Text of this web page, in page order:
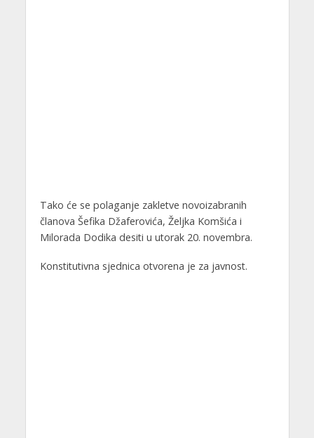
Tako će se polaganje zakletve novoizabranih
članova Šefika Džaferovića, Željka Komšića i
Milorada Dodika desiti u utorak 20. novembra.
Konstitutivna sjednica otvorena je za javnost.